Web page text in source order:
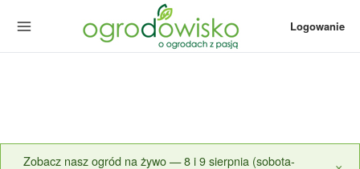
Logowanie
Zobacz nasz ogród na żywo — 8 i 9 sierpnia (sobota-